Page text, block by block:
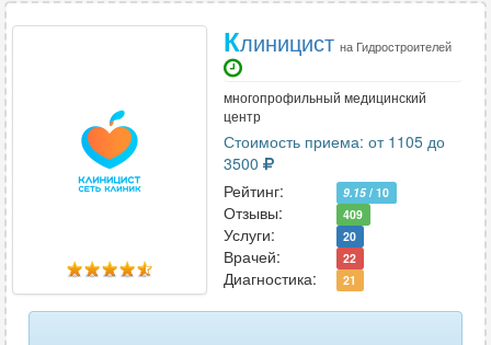
Клиницист на Гидростроителей
многопрофильный медицинский
центр
Стоимость приема: от 1105 до
3500
Рейтинг:
9.15/ 10
Отзывы: 409
Услуги: 20
Врачей: 22
Диагностика: 21